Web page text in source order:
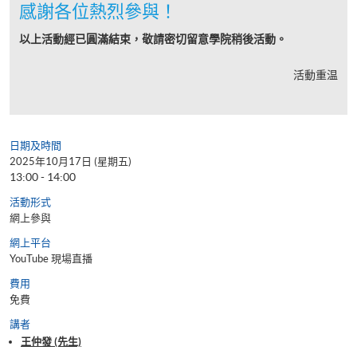
感謝各位熱烈參與！
以上活動經已圓滿結束，敬請密切留意學院稍後活動。
活動重温
日期及時間
2025年10月17日 (星期五)
13:00 - 14:00
活動形式
網上參與
網上平台
YouTube 現場直播
費用
免費
講者
王仲發 (先生)